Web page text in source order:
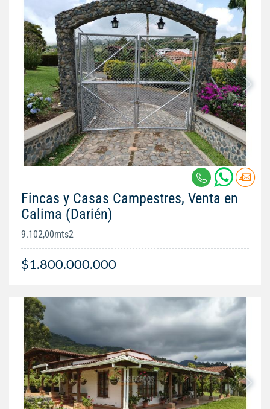
Fincas y Casas Campestres, Venta en
Calima (Darién)
9.102,00mts2
$1.800.000.000